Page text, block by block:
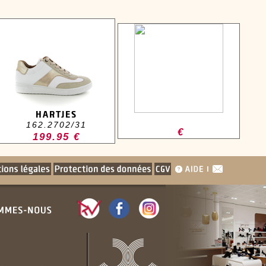
HARTJES
162.2702/31
199.95 € €